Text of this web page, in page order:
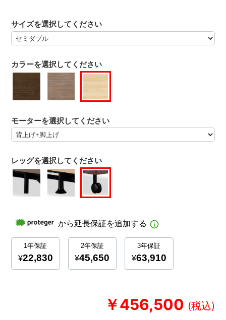
￥456,500
カラーを選択してください
サイズを選択してください
モーターを選択してください
レッグを選択してください